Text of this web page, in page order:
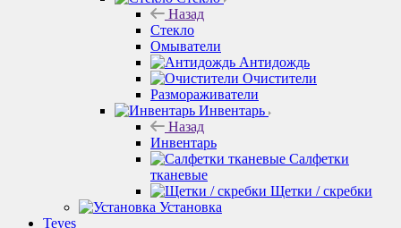
Назад
Стекло
Омыватели
Антидождь
Очистители
Размораживатели
Инвентарь
Назад
Инвентарь
Салфетки
тканевые
Щетки / скребки
Установка
Teyes